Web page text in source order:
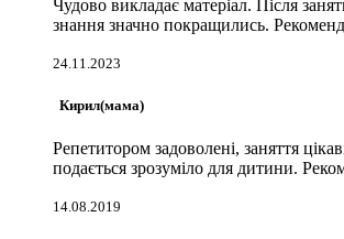
Чудово викладає матеріал. Після
знання значно покращились.
24.11.2023
Кирил(мама)
Репетитором задоволені, заняття
подається зрозуміло для дитини.
14.08.2019